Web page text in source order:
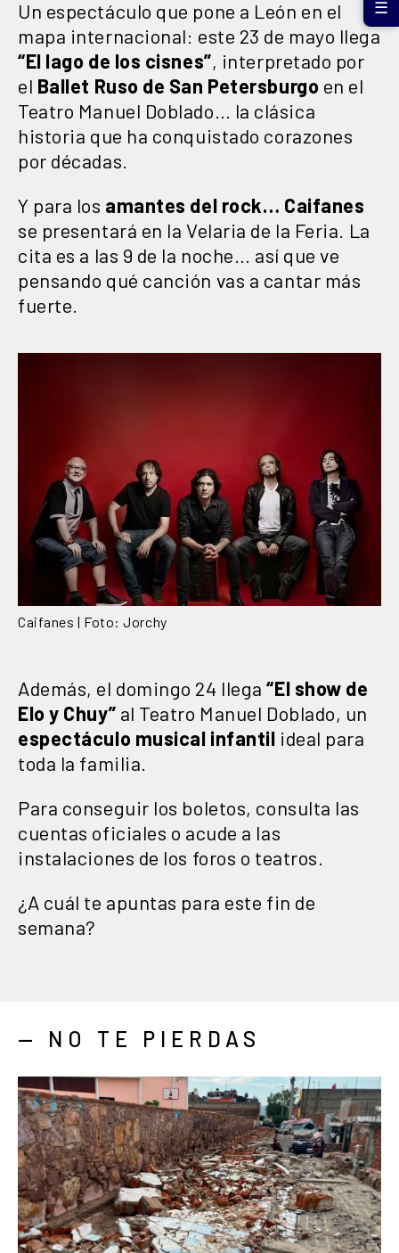
Un espectáculo que pone a León en el
mapa internacional: este 23 de mayo llega
“El lago de los cisnes”, interpretado por
el Ballet Ruso de San Petersburgo en el
Teatro Manuel Doblado… la clásica
historia que ha conquistado corazones
por décadas.
Y para los amantes del rock… Caifanes
se presentará en la Velaria de la Feria. La
cita es a las 9 de la noche… así que ve
pensando qué canción vas a cantar más
fuerte.
Caifanes | Foto: Jorchy
Además, el domingo 24 llega“El show de
Elo y Chuy” al Teatro Manuel Doblado, un
espectáculo musical infantil ideal para
toda la familia.
Para conseguir los boletos, consulta las
cuentas oficiales o acude a las
instalaciones de los foros o teatros.
¿A cuál te apuntas para este fin de
semana?
— NO TE PIERDAS
☰